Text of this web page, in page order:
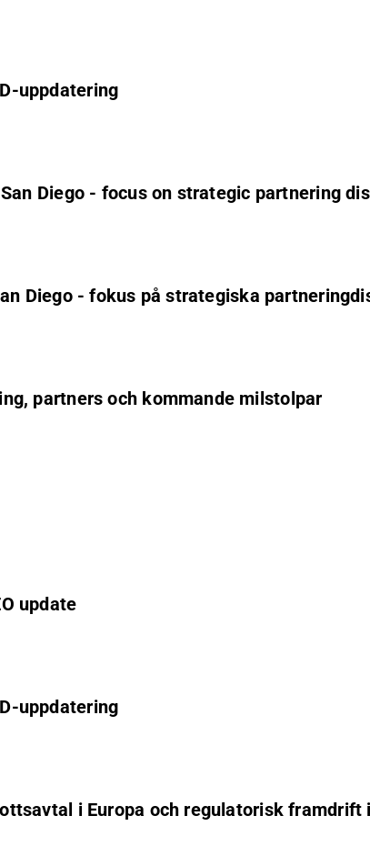
uppdatering
Diego - focus on strategic partnering
Diego - fokus på strategiska
partners och kommande milstolpar
update
uppdatering
i Europa och regulatorisk framdrift